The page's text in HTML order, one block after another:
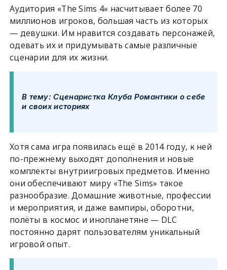
Аудитория «The Sims 4» насчитывает более 70
миллионов игроков, большая часть из которых
— девушки. Им нравится создавать персонажей,
одевать их и придумывать самые различные
сценарии для их жизни.
В тему: Сценаристка Клуба Романтики о себе
и своих историях
Хотя сама игра появилась ещё в 2014 году, к ней
по-прежнему выходят дополнения и новые
комплекты внутриигровых предметов. Именно
они обеспечивают миру «The Sims» такое
разнообразие. Домашние животные, профессии
и мероприятия, и даже вампиры, оборотни,
полёты в космос и инопланетяне — DLC
постоянно дарят пользователям уникальный
игровой опыт.